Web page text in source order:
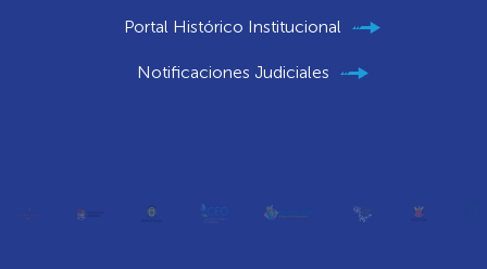
Portal Histórico Institucional
Notificaciones Judiciales